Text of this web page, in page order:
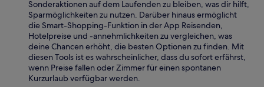
Sonderaktionen auf dem Laufenden zu bleiben, was dir hilft,
Sparmöglichkeiten zu nutzen. Darüber hinaus ermöglicht
die Smart-Shopping-Funktion in der App Reisenden,
Hotelpreise und -annehmlichkeiten zu vergleichen, was
deine Chancen erhöht, die besten Optionen zu finden. Mit
diesen Tools ist es wahrscheinlicher, dass du sofort erfährst,
wenn Preise fallen oder Zimmer für einen spontanen
Kurzurlaub verfügbar werden.